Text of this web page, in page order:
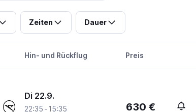
Zeiten Dauer
Hin- und Rückflug Preis
Di 22.9.
22:35 - 15:35
630 €